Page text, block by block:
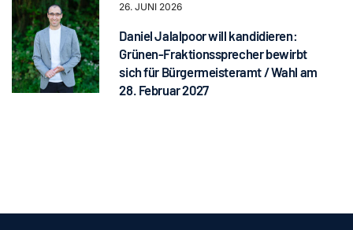
26. JUNI 2026
Daniel Jalalpoor will kandidieren:
Grünen-Fraktionssprecher bewirbt
sich für Bürgermeisteramt / Wahl am
28. Februar 2027